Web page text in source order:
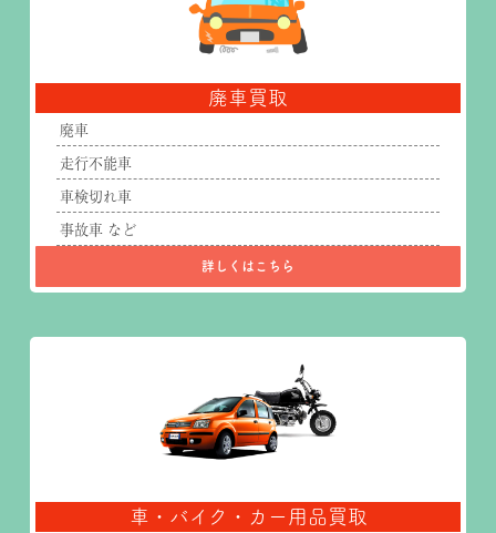
廃車買取
廃車
走行不能車
車検切れ車
事故車 など
詳しくはこちら
車・バイク・カー用品買取